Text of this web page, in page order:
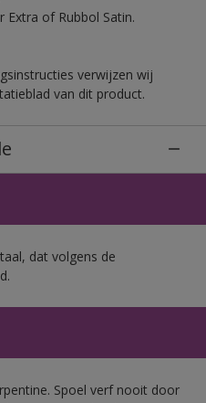
Extra of Rubbol Satin.
verwijzen wij
van dit product.
dat volgens de
Spoel verf nooit door